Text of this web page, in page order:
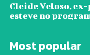
Cleide Veloso,
esteve no
Most popular